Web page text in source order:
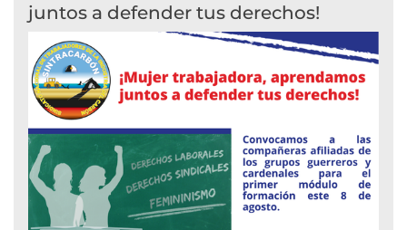
juntos a defender tus derechos!